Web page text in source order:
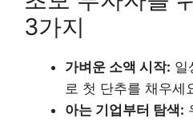
3가지
가벼운 소액 시작: 일
로 첫 단추를 채우세
아는 기업부터 탐색: